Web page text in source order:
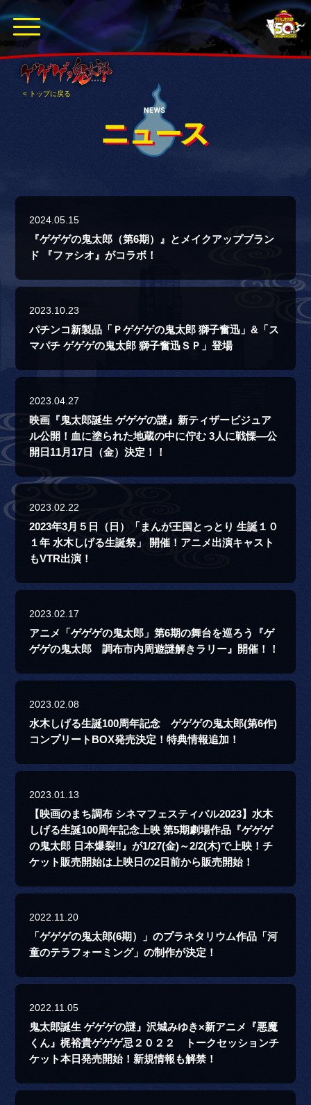
< トップに戻る
2024.05.15
『ゲゲゲの鬼太郎（第6期）』とメイクアップブラン
ド 『ファシオ』がコラボ！
2023.10.23
パチンコ新製品「Ｐゲゲゲの鬼太郎 獅子奮迅」&「ス
マパチ ゲゲゲの鬼太郎 獅子奮迅ＳＰ」登場
2023.04.27
映画『鬼太郎誕生 ゲゲゲの謎』新ティザービジュア
ル公開！血に塗られた地蔵の中に佇む 3人に戦慄―公
開日11月17日（金）決定！！
2023.02.22
2023年3月５日（日）「まんが王国とっとり 生誕１０
１年 水木しげる生誕祭」 開催！アニメ出演キャスト
もVTR出演！
2023.02.17
アニメ「ゲゲゲの鬼太郎」第6期の舞台を巡ろう『ゲ
ゲゲの鬼太郎 調布市内周遊謎解きラリー』開催！！
2023.02.08
水木しげる生誕100周年記念 ゲゲゲの鬼太郎(第6作)
コンプリートBOX発売決定！特典情報追加！
2023.01.13
【映画のまち調布 シネマフェスティバル2023】水木
しげる生誕100周年記念上映 第5期劇場作品『ゲゲゲ
の鬼太郎 日本爆裂‼』が1/27(金)～2/2(木)で上映！チ
ケット販売開始は上映日の2日前から販売開始！
2022.11.20
「ゲゲゲの鬼太郎(6期）」のプラネタリウム作品「河
童のテラフォーミング」の制作が決定！
2022.11.05
鬼太郎誕生 ゲゲゲの謎』沢城みゆき×新アニメ『悪魔
くん』梶裕貴ゲゲゲ忌２０２２ トークセッションチ
ケット本日発売開始！新規情報も解禁！